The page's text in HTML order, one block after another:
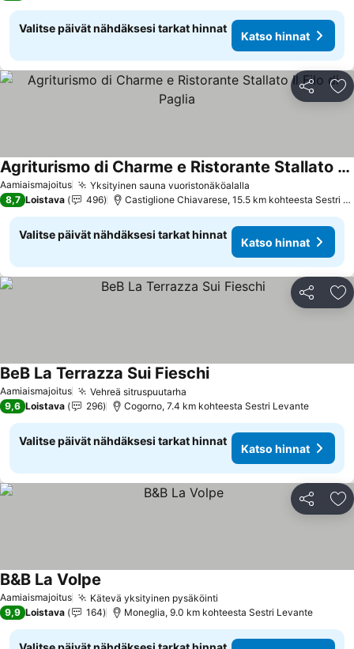
Valitse päivät nähdäksesi tarkat hinnat
Katso hinnat
Jaa
Aamiaismajoitus Yksityinen sauna vuoristonäköalalla
Agriturismo di Charme e Ristorante Stallato Il Filo di Paglia
Katso hinnat
8,7 Loistava 496 Castiglione Chiavarese, 15.5 km kohteesta Sestri
Valitse päivät nähdäksesi tarkat hinnat
Katso hinnat
Jaa
Aamiaismajoitus Vehreä sitruspuutarha
BeB La Terrazza Sui FieschiKatso hinnat
9,6 Loistava 296 Cogorno, 7.4 km kohteesta Sestri Levante
Valitse päivät nähdäksesi tarkat hinnat
Katso hinnat
Jaa
Aamiaismajoitus Kätevä yksityinen pysäköinti
B&B La Volpe
9,9 Loistava 164 Moneglia, 9.0 km kohteesta Sestri Levante